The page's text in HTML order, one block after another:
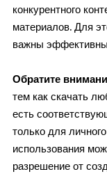
конкурентного
материалов. Для
важны
Обратите
тем как скачать
есть
только для
использования
разрешение от